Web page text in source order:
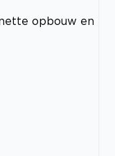
opbouw en